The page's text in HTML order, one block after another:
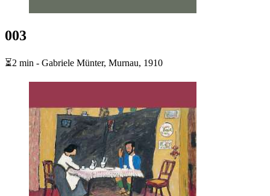
003
⏳2 min - Gabriele Münter, Murnau, 1910